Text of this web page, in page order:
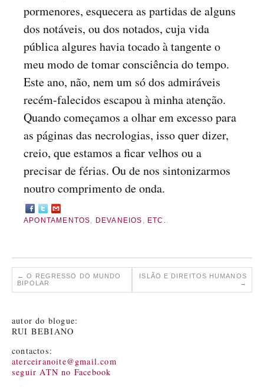
pormenores, esquecera as partidas de alguns
dos notáveis, ou dos notados, cuja vida
pública algures havia tocado à tangente o
meu modo de tomar consciência do tempo.
Este ano, não, nem um só dos admiráveis
recém-falecidos escapou à minha atenção.
Quando começamos a olhar em excesso para
as páginas das necrologias, isso quer dizer,
creio, que estamos a ficar velhos ou a
precisar de férias. Ou de nos sintonizarmos
noutro comprimento de onda.
APONTAMENTOS, DEVANEIOS , ETC..
← O REGRESSO DO MUNDO
BIPOLAR
ISLÃO E DIREITOS HUMANOS
→
autor do blogue:
RUI BEBIANO
contactos:
aterceiranoite@gmail.com
seguir ATN no Facebook